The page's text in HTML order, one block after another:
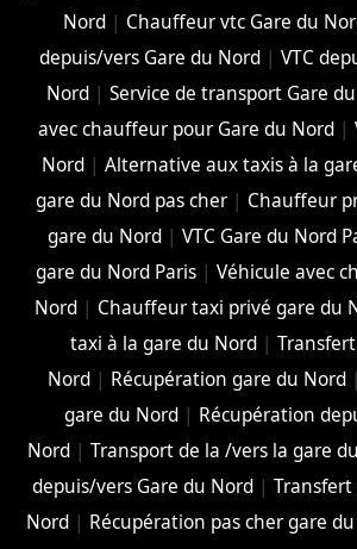
Nord| Chauffeur vtc Gare du
depuis/vers Gare du Nord |VTC
Nord| Service de transport Gare
avec chauffeur pour Gare du Nord|
Nord| Alternative aux taxis à la
gare du Nord pas cher| Chauffeur
gare du Nord| VTC Gare du Nord
gare du Nord Paris |Véhicule avec
Nord | Chauffeur taxi privé gare du
taxi à la gare du Nord|
Nord| Récupération gare du Nord|
gare du Nord| Récupération
Nord| Transport de la /vers la gare
depuis/vers Gare du Nord| Transfert
Nord | Récupération pas cher gare